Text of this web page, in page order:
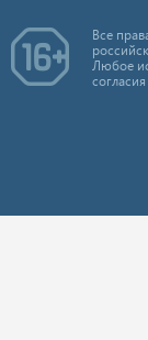
Все
Любое